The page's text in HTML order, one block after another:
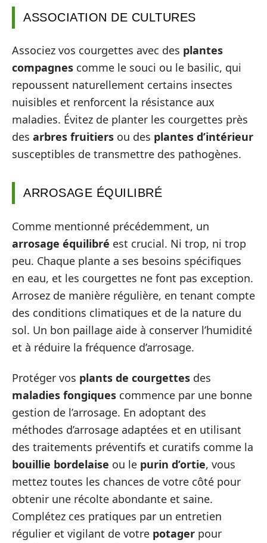
ASSOCIATION DE CULTURES
Associez vos courgettes avec des plantes
compagnes comme le souci ou le basilic, qui
repoussent naturellement certains insectes
nuisibles et renforcent la résistance aux
maladies. Évitez de planter les courgettes près
des arbres fruitiers ou des plantes d’intérieur
susceptibles de transmettre des pathogènes.
ARROSAGE ÉQUILIBRÉ
Comme mentionné précédemment, un
arrosage équilibré est crucial. Ni trop, ni trop
peu. Chaque plante a ses besoins spécifiques
en eau, et les courgettes ne font pas exception.
Arrosez de manière régulière, en tenant compte
des conditions climatiques et de la nature du
sol. Un bon paillage aide à conserver l’humidité
et à réduire la fréquence d’arrosage.
Protéger vos plants de courgettes des
maladies fongiques commence par une bonne
gestion de l’arrosage. En adoptant des
méthodes d’arrosage adaptées et en utilisant
des traitements préventifs et curatifs comme la
bouillie bordelaise ou le purin d’ortie, vous
mettez toutes les chances de votre côté pour
obtenir une récolte abondante et saine.
Complétez ces pratiques par un entretien
régulier et vigilant de votre potager pour